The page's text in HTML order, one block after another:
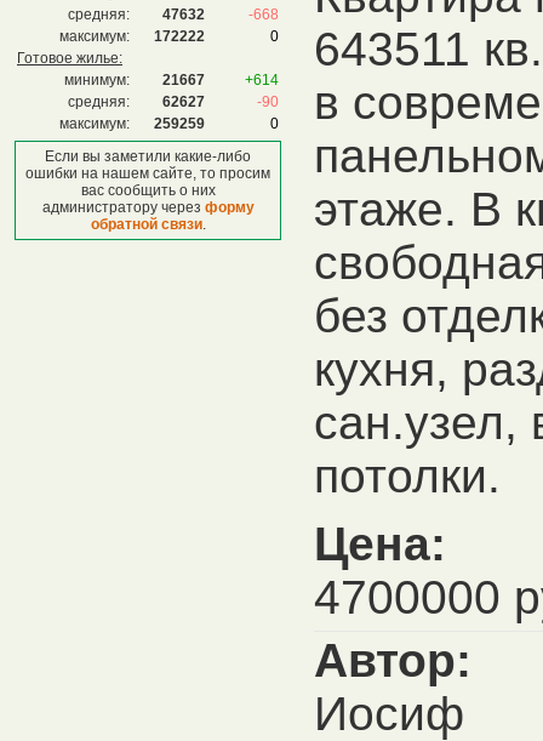
средняя:
47632
-668
максимум:
172222
0
Готовое жилье:
минимум:
21667
+614
средняя:
62627
-90
максимум:
259259
0
Если вы заметили какие-либо
ошибки на нашем сайте, то просим
вас сообщить о них
администратору через форму
обратной связи.
643511
в
этаже. В
без
кухня,
сан.узел,
потолки.
Цена:
4700000
Автор:
Иосиф